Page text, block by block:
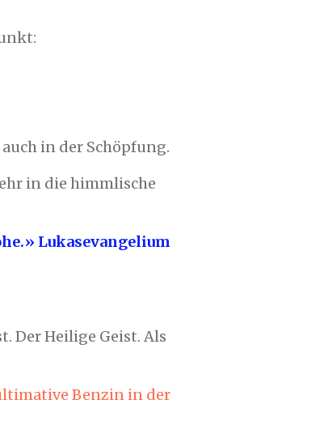
in der Schöpfung.
in die himmlische
Lukasevangelium
Der Heilige Geist. Als
Benzin in der